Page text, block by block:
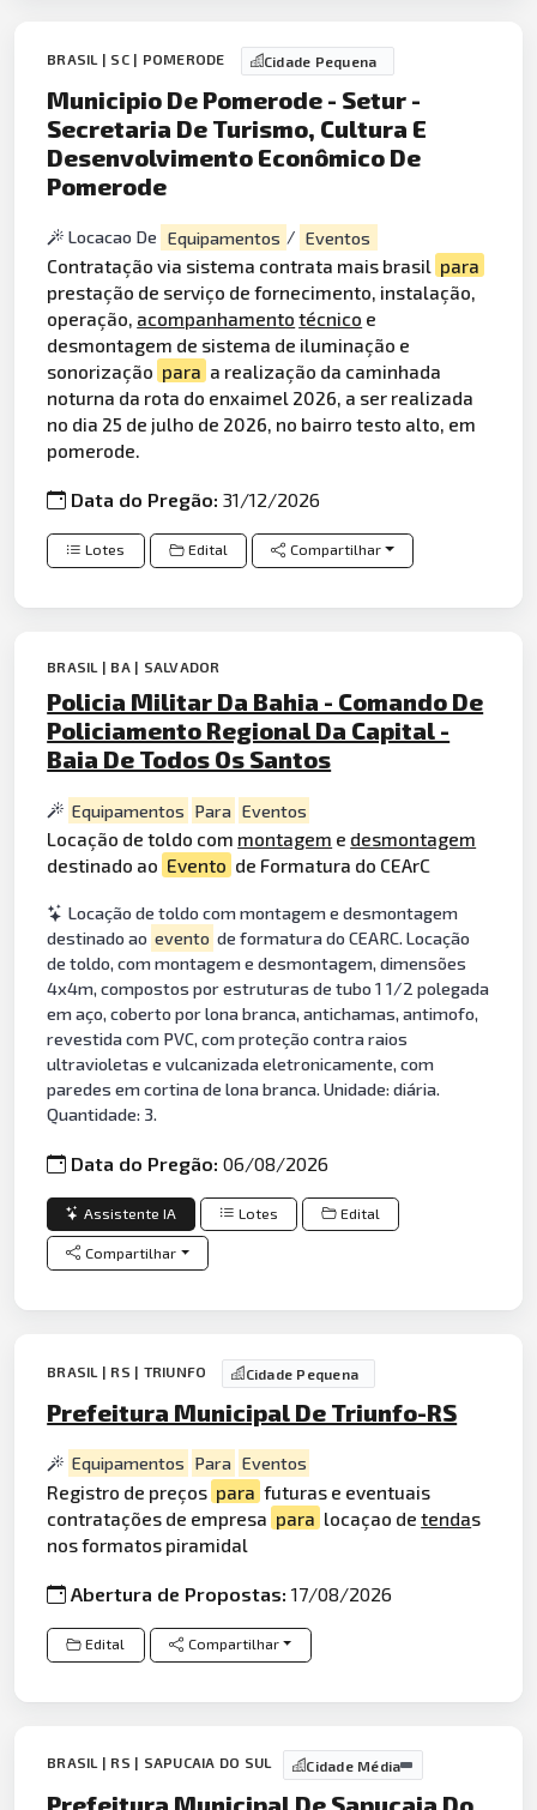
BRASIL | SC | POMERODE Cidade Pequena
Municipio De Pomerode - Setur -
Secretaria De Turismo, Cultura E
Desenvolvimento Econômico De
Pomerode
Locacao De Equipamentos / Eventos
Contratação via sistema contrata mais brasil para
prestação de serviço de fornecimento, instalação,
operação, acompanhamento técnico e
desmontagem de sistema de iluminação e
sonorização para a realização da caminhada
noturna da rota do enxaimel 2026, a ser realizada
no dia 25 de julho de 2026, no bairro testo alto, em
pomerode.
Data do Pregão:31/12/2026
Lotes Edital Compartilhar
BRASIL | BA | SALVADOR
Policia Militar Da Bahia - Comando De
Policiamento Regional Da Capital -
Baia De Todos Os Santos
Equipamentos Para Eventos
Locação de toldo com montagem e desmontagem
destinado ao Evento de Formatura do CEArC
Locação de toldo com montagem e desmontagem
destinado ao evento de formatura do CEARC. Locação
de toldo, com montagem e desmontagem, dimensões
4x4m, compostos por estruturas de tubo 1 1/2 polegada
em aço, coberto por lona branca, antichamas, antimofo,
revestida com PVC, com proteção contra raios
ultravioletas e vulcanizada eletronicamente, com
paredes em cortina de lona branca. Unidade: diária.
Quantidade: 3.
Data do Pregão:06/08/2026
Assistente IA Lotes Edital
Compartilhar
BRASIL | RS | TRIUNFO Cidade Pequena
Prefeitura Municipal De Triunfo-RS
Equipamentos Para Eventos
Registro de preços para futuras e eventuais
contratações de empresa para locaçao detendas
nos formatos piramidal
Abertura de Propostas:17/08/2026
Edital Compartilhar
BRASIL | RS | SAPUCAIA DO SUL Cidade Média
Prefeitura Municipal De Sapucaia Do